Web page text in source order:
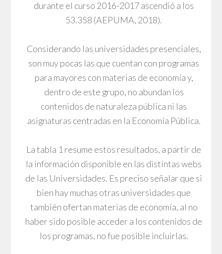
durante el curso 2016-2017 ascendió a los
53.358 (AEPUMA, 2018).
Considerando las universidades presenciales,
son muy pocas las que cuentan con programas
para mayores con materias de economía y,
dentro de este grupo, no abundan los
contenidos de naturaleza pública ni las
asignaturas centradas en la Economía Pública.
La tabla 1 resume estos resultados, a partir de
la información disponible en las distintas webs
de las Universidades. Es preciso señalar que si
bien hay muchas otras universidades que
también ofertan materias de economía, al no
haber sido posible acceder a los contenidos de
los programas, no fue posible incluirlas.